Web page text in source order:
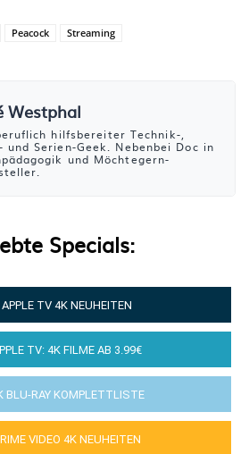
Peacock Streaming
Westphal
hilfsbereiter Technik-,
und Serien-Geek. Nebenbei Doc in
und Möchtegern-
Specials:
APPLE TV 4K NEUHEITEN
TV: 4K FILME AB 3.99€
BLU-RAY KOMPLETTLISTE
VIDEO 4K NEUHEITEN